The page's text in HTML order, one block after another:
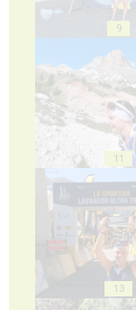
9
11
13